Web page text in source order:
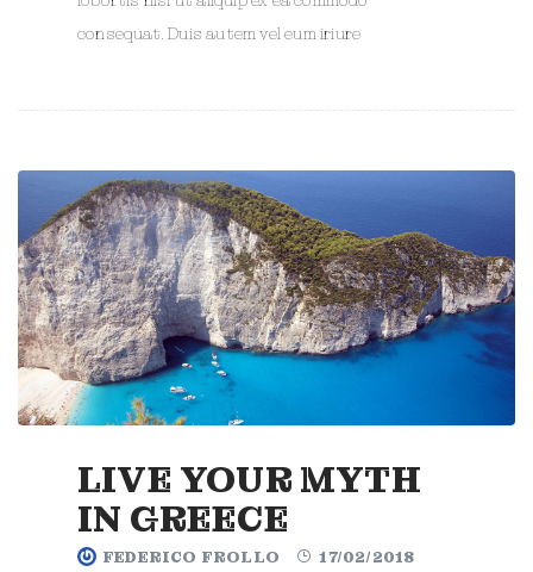
consequat. Duis autem vel eum iriure
LIVE YOUR MYTH
IN GREECE
FEDERICO FROLLO
17/02/2018